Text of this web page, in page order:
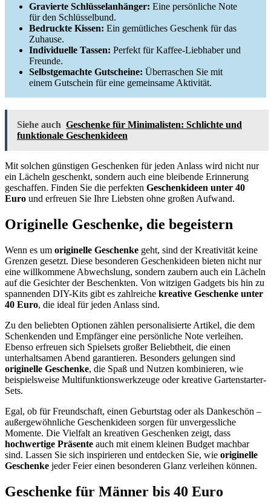
Gravierte Schlüsselanhänger: Eine persönliche Note
für den Schlüsselbund.
Bedruckte Kissen: Ein gemütliches Geschenk für das
Zuhause.
Individuelle Tassen: Perfekt für Kaffee-Liebhaber und
Freunde.
Selbstgemachte Gutscheine: Überraschen Sie mit
einem Gutschein für eine gemeinsame Aktivität.
Siehe auch Geschenke für Minimalisten: Schlichte und
funktionale Geschenkideen
Mit solchen günstigen Geschenken für jeden Anlass wird nicht nur
ein Lächeln geschenkt, sondern auch eine bleibende Erinnerung
geschaffen. Finden Sie die perfekten Geschenkideen unter 40
Euro und erfreuen Sie Ihre Liebsten ohne großen Aufwand.
Originelle Geschenke, die begeistern
Wenn es um originelle Geschenke geht, sind der Kreativität keine
Grenzen gesetzt. Diese besonderen Geschenkideen bieten nicht nur
eine willkommene Abwechslung, sondern zaubern auch ein Lächeln
auf die Gesichter der Beschenkten. Von witzigen Gadgets bis hin zu
spannenden DIY-Kits gibt es zahlreiche kreative Geschenke unter
40 Euro, die ideal für jeden Anlass sind.
Zu den beliebten Optionen zählen personalisierte Artikel, die dem
Schenkenden und Empfänger eine persönliche Note verleihen.
Ebenso erfreuen sich Spielsets großer Beliebtheit, die einen
unterhaltsamen Abend garantieren. Besonders gelungen sind
originelle Geschenke, die Spaß und Nutzen kombinieren, wie
beispielsweise Multifunktionswerkzeuge oder kreative Gartenstarter-
Sets.
Egal, ob für Freundschaft, einen Geburtstag oder als Dankeschön –
außergewöhnliche Geschenkideen sorgen für unvergessliche
Momente. Die Vielfalt an kreativen Geschenken zeigt, dass
hochwertige Präsente auch mit einem kleinen Budget machbar
sind. Lassen Sie sich inspirieren und entdecken Sie, wie originelle
Geschenke jeder Feier einen besonderen Glanz verleihen können.
Geschenke für Männer bis 40 Euro